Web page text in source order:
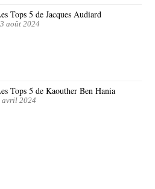
Tops 5 de Jacques Audiard
août 2024
Tops 5 de Kaouther Ben Hania
avril 2024